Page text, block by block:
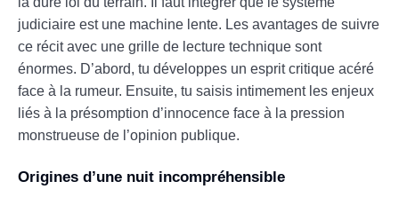
judiciaire est une machine lente. Les avantages de suivre
ce récit avec une grille de lecture technique sont
énormes. D’abord, tu développes un esprit critique acéré
face à la rumeur. Ensuite, tu saisis intimement les enjeux
liés à la présomption d’innocence face à la pression
monstrueuse de l’opinion publique.
Origines d’une nuit incompréhensible